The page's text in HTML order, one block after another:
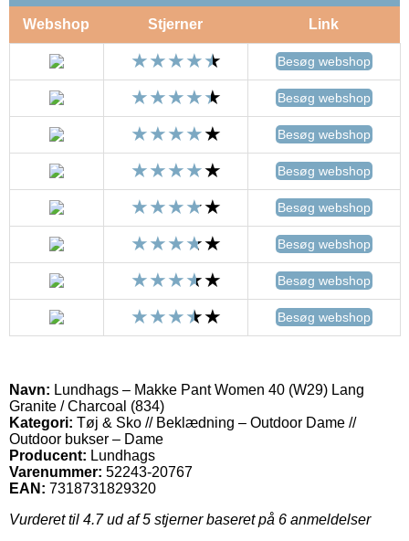
Webshop Stjerner Link
Besøg webshop
Besøg webshop
Besøg webshop
Besøg webshop
Besøg webshop
Besøg webshop
Besøg webshop
Besøg webshop
Navn: Lundhags – Makke Pant Women 40 (W29) Lang
Granite / Charcoal (834)
Kategori: Tøj & Sko // Beklædning – Outdoor Dame //
Outdoor bukser – Dame
Producent: Lundhags
Varenummer: 52243-20767
EAN: 7318731829320
Vurderet til 4.7ud af 5 stjerner baseret på 6 anmeldelser